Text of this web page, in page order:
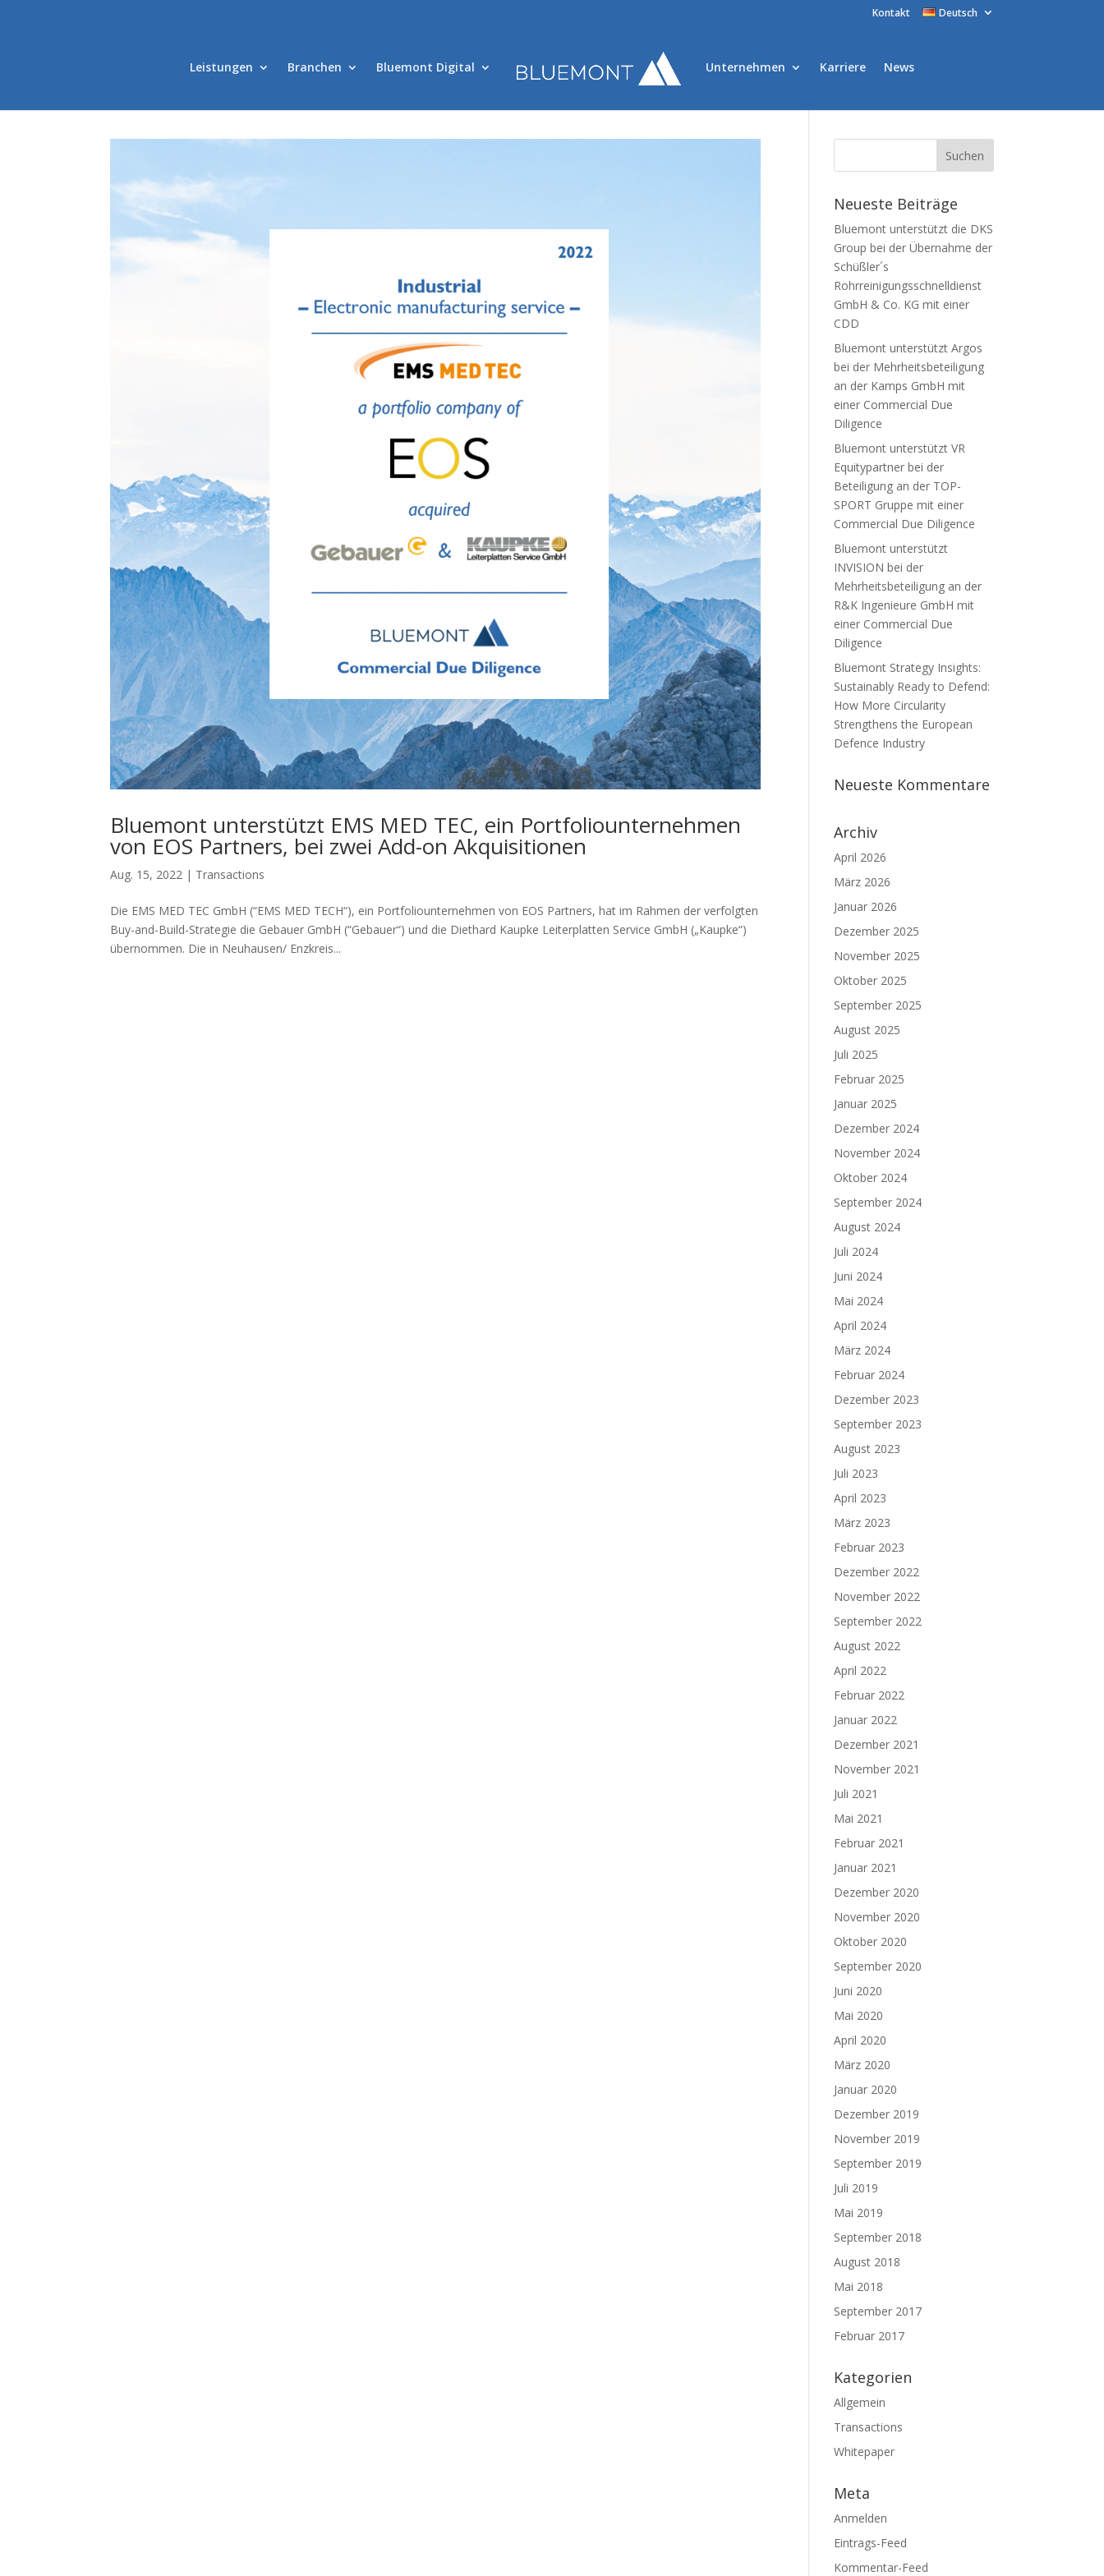
Kontakt Deutsch
Leistungen Branchen Bluemont Digital Unternehmen Karriere News
Bluemont unterstützt EMS MED TEC, ein Portfoliounternehmen
von EOS Partners, bei zwei Add-on Akquisitionen
Aug. 15, 2022 | Transactions
Die EMS MED TEC GmbH (“EMS MED TECH“), ein Portfoliounternehmen von EOS Partners, hat im Rahmen der verfolgten
Buy-and-Build-Strategie die Gebauer GmbH (“Gebauer“) und die Diethard Kaupke Leiterplatten Service GmbH („Kaupke“)
übernommen. Die in Neuhausen/ Enzkreis...
Neueste Beiträge
Bluemont unterstützt die DKS
Group bei der Übernahme der
Schüßler´s
Rohrreinigungsschnelldienst
GmbH & Co. KG mit einer
CDD
Bluemont unterstützt Argos
bei der Mehrheitsbeteiligung
an der Kamps GmbH mit
einer Commercial Due
Diligence
Bluemont unterstützt VR
Equitypartner bei der
Beteiligung an der TOP-
SPORT Gruppe mit einer
Commercial Due Diligence
Bluemont unterstützt
INVISION bei der
Mehrheitsbeteiligung an der
R&K Ingenieure GmbH mit
einer Commercial Due
Diligence
Bluemont Strategy Insights:
Sustainably Ready to Defend:
How More Circularity
Strengthens the European
Defence Industry
Neueste Kommentare
Archiv
April 2026
März 2026
Januar 2026
Dezember 2025
November 2025
Oktober 2025
September 2025
August 2025
Juli 2025
Februar 2025
Januar 2025
Dezember 2024
November 2024
Oktober 2024
September 2024
August 2024
Juli 2024
Juni 2024
Mai 2024
April 2024
März 2024
Februar 2024
Dezember 2023
September 2023
August 2023
Juli 2023
April 2023
März 2023
Februar 2023
Dezember 2022
November 2022
September 2022
August 2022
April 2022
Februar 2022
Januar 2022
Dezember 2021
November 2021
Juli 2021
Mai 2021
Februar 2021
Januar 2021
Dezember 2020
November 2020
Oktober 2020
September 2020
Juni 2020
Mai 2020
April 2020
März 2020
Januar 2020
Dezember 2019
November 2019
September 2019
Juli 2019
Mai 2019
September 2018
August 2018
Mai 2018
September 2017
Februar 2017
Kategorien
Allgemein
Transactions
Whitepaper
Meta
Anmelden
Eintrags-Feed
Kommentar-Feed